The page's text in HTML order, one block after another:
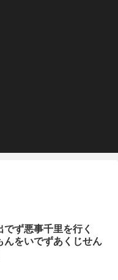
でず悪事千里を行く
んをいでずあくじせん